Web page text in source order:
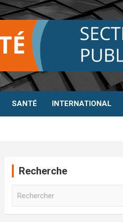
SANTÉ INTERNATIONAL
Recherche